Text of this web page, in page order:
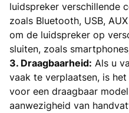
luidspreker verschillende
zoals Bluetooth, USB,
om de luidspreker op
sluiten, zoals
3. Draagbaarheid: Als u
vaak te verplaatsen, is
voor een draagbaar
aanwezigheid van